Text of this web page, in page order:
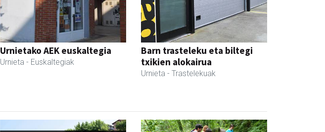
Urnietako AEK euskaltegia
Urnieta - Euskaltegiak
Barn trasteleku eta biltegi
txikien alokairua
Urnieta - Trastelekuak